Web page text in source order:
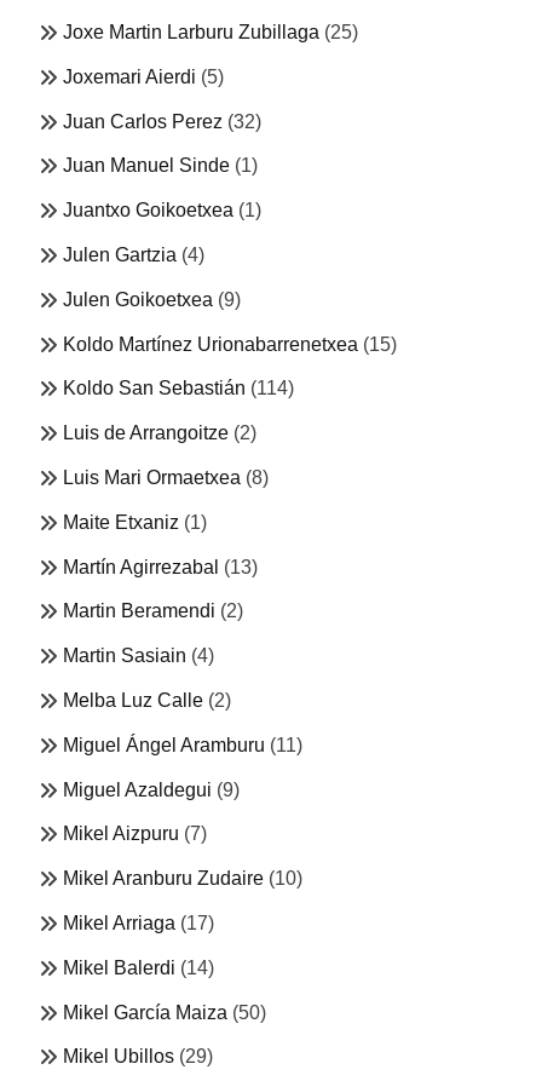
Joxe Martin Larburu Zubillaga (25)
Joxemari Aierdi (5)
Juan Carlos Perez (32)
Juan Manuel Sinde (1)
Juantxo Goikoetxea (1)
Julen Gartzia (4)
Julen Goikoetxea (9)
Koldo Martínez Urionabarrenetxea (15)
Koldo San Sebastián (114)
Luis de Arrangoitze (2)
Luis Mari Ormaetxea (8)
Maite Etxaniz (1)
Martín Agirrezabal (13)
Martin Beramendi (2)
Martin Sasiain (4)
Melba Luz Calle (2)
Miguel Ángel Aramburu (11)
Miguel Azaldegui (9)
Mikel Aizpuru (7)
Mikel Aranburu Zudaire (10)
Mikel Arriaga (17)
Mikel Balerdi (14)
Mikel García Maiza (50)
Mikel Ubillos (29)